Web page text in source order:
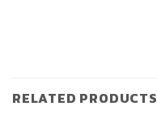
RELATED PRODUCTS